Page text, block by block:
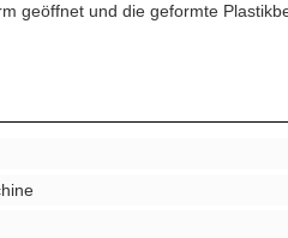
geöffnet und die geformte